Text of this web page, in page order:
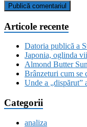
Articole recente
Datoria publică a
Japonia, oglinda
Almond Butter
Brânzeturi cum se
Unde a „dispărut”
Categorii
analiza